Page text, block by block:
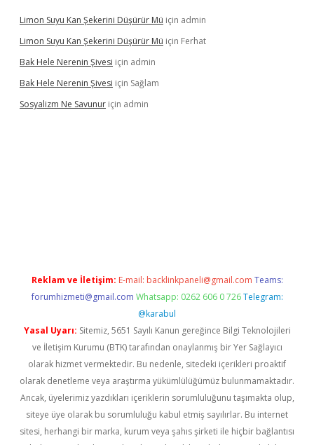
Limon Suyu Kan Şekerini Düşürür Mü için admin
Limon Suyu Kan Şekerini Düşürür Mü için Ferhat
Bak Hele Nerenin Şivesi için admin
Bak Hele Nerenin Şivesi için Sağlam
Sosyalizm Ne Savunur için admin
Reklam ve İletişim: E-mail: backlinkpaneli@gmail.com Teams:
forumhizmeti@gmail.com Whatsapp: 0262 606 0 726 Telegram:
@karabul
Yasal Uyarı: Sitemiz, 5651 Sayılı Kanun gereğince Bilgi Teknolojileri
ve İletişim Kurumu (BTK) tarafından onaylanmış bir Yer Sağlayıcı
olarak hizmet vermektedir. Bu nedenle, sitedeki içerikleri proaktif
olarak denetleme veya araştırma yükümlülüğümüz bulunmamaktadır.
Ancak, üyelerimiz yazdıkları içeriklerin sorumluluğunu taşımakta olup,
siteye üye olarak bu sorumluluğu kabul etmiş sayılırlar. Bu internet
sitesi, herhangi bir marka, kurum veya şahıs şirketi ile hiçbir bağlantısı